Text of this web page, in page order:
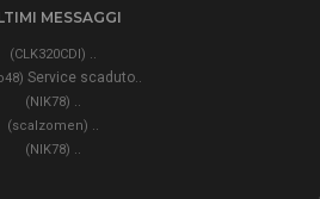
MESSAGGI
(CLK320CDI)
Service scaduto..
(NIK78)
(scalzomen)
(NIK78)